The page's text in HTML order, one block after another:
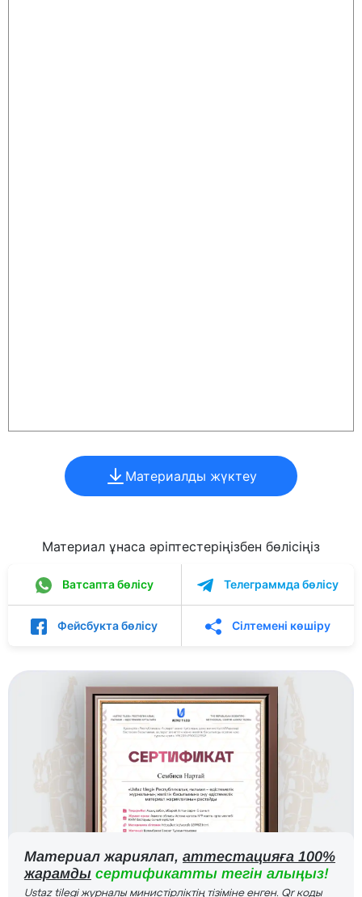
Материалды жүктеу
Материал ұнаса әріптестеріңізбен бөлісіңіз
Ватсапта бөлісу Телеграммда бөлісу
Фейсбукта бөлісу Сілтемені көшіру
Материал жариялап, аттестацияға 100%
жарамды сертификатты тегін алыңыз!
Ustaz tilegi журналы министірліктің тізіміне енген. Qr коды